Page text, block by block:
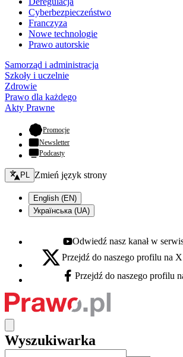
Cyberbezpieczeństwo
Franczyza
Nowe technologie
Prawo autorskie
Samorząd i administracja
Szkoły i uczelnie
Zdrowie
Prawo dla każdego
Akty Prawne
Promocje- otwiera się w nowej karcie
Newsletter
Podcasty
Zmień język - bieżący:
PL Zmień język strony
English (EN)
Українська (UA)
Youtube - otwiera się w nowej karcie
Odwiedź nasz kanał w
X - otwiera się w nowej karcie
Przejdź do naszego profilu na
Facebook - otwiera się w nowej karcie
Przejdź do naszego profilu
Wyszukiwarka